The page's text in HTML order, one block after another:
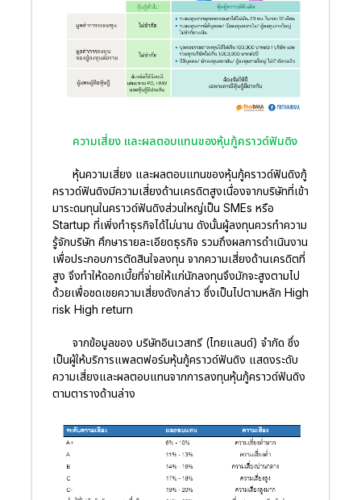
ความเสี่ยง และผลตอบแทนของหุ้นกู้คราวด์ฟันดิง
หุ้นความเสี่ยง และผลตอบแทนของหุ้นกู้คราวด์ฟันดิงกู้
คราวด์ฟันดิงมีความเสี่ยงด้านเครดิตสูงเนื่องจากบริษัทที่เข้า
มาระดมทุนในคราวด์ฟันดิงส่วนใหญ่เป็น SMEs หรือ
Startup ที่เพิ่งทำธุรกิจได้ไม่นาน ดังนั้นผู้ลงทุนควรทำความ
รู้จักบริษัท ศึกษารายละเอียดธุรกิจ รวมถึงผลการดำเนินงาน
เพื่อประกอบการตัดสินใจลงทุน จากความเสี่ยงด้านเครดิตที่
สูง จึงทำให้ดอกเบี้ยที่จ่ายให้แก่นักลงทุนจึงมักจะสูงตามไป
ด้วยเพื่อชดเชยความเสี่ยงดังกล่าว ซึ่งเป็นไปตามหลัก High
risk High return
จากข้อมูลของ บริษัทอินเวสทรี (ไทยแลนด์) จำกัด ซึ่ง
เป็นผู้ให้บริการแพลตฟอร์มหุ้นกู้คราวด์ฟันดิง แสดงระดับ
ความเสี่ยงและผลตอบแทนจากการลงทุนหุ้นกู้คราวด์ฟันดิง
ตามตารางด้านล่าง